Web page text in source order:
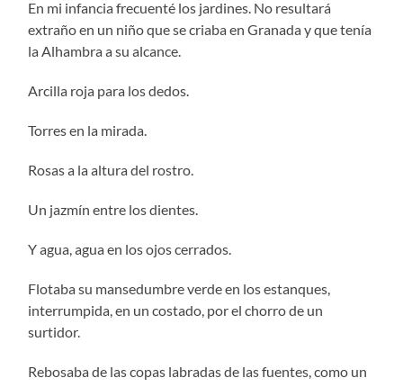
En mi infancia frecuenté los jardines. No resultará
extraño en un niño que se criaba en Granada y que tenía
la Alhambra a su alcance.
Arcilla roja para los dedos.
Torres en la mirada.
Rosas a la altura del rostro.
Un jazmín entre los dientes.
Y agua, agua en los ojos cerrados.
Flotaba su mansedumbre verde en los estanques,
interrumpida, en un costado, por el chorro de un
surtidor.
Rebosaba de las copas labradas de las fuentes, como un